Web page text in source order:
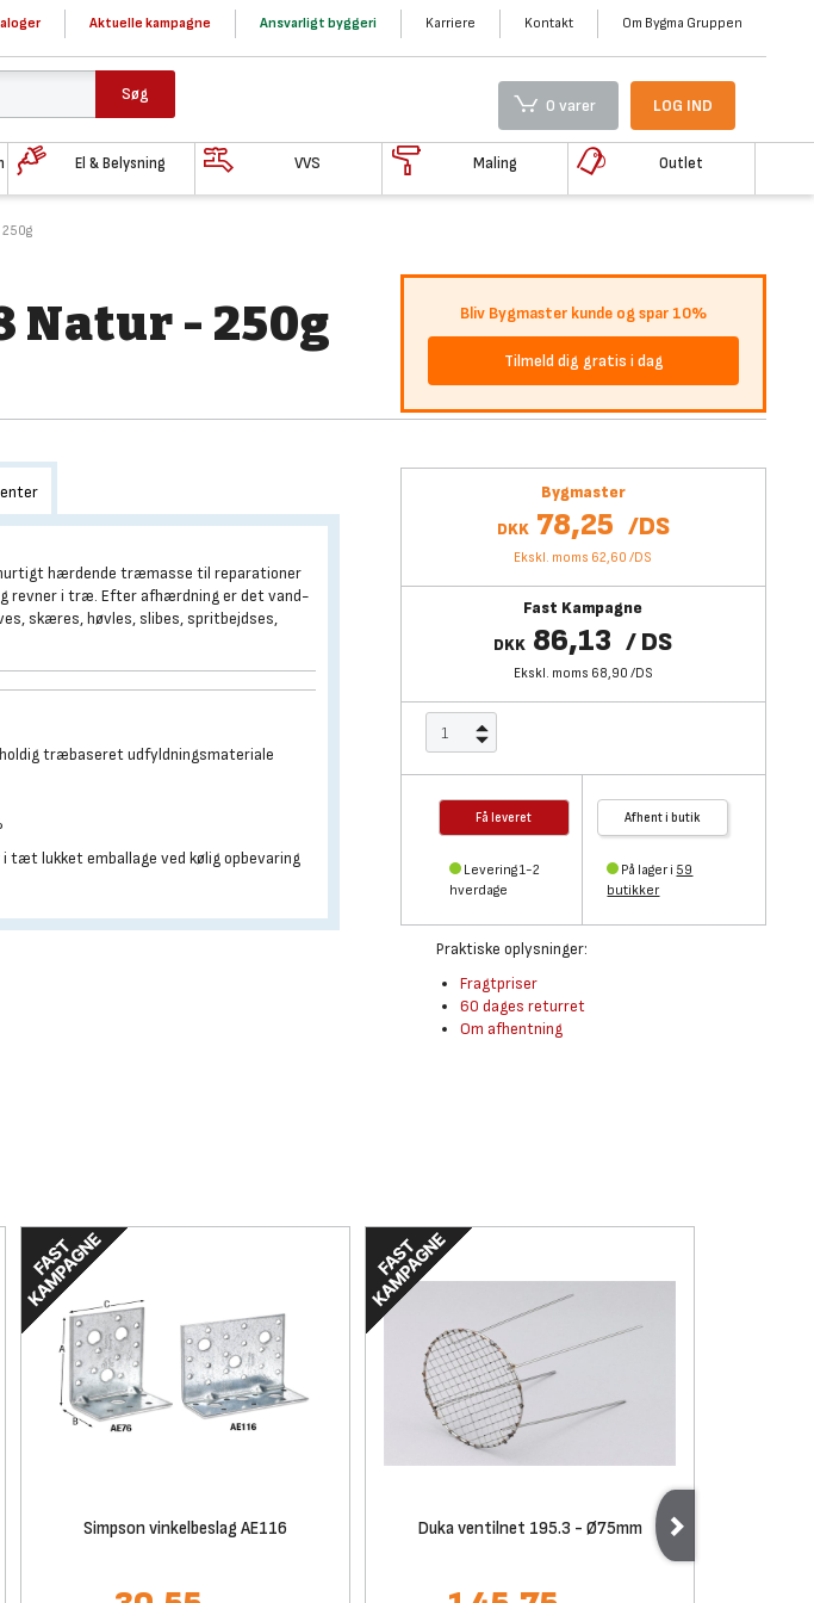
Aktuelle kampagne Ansvarligt byggeri Karriere Kontakt Om Bygma Gruppen
Søg
0 varer LOG IND
El & Belysning VVS Maling Outlet
Natur - 250g Bliv Bygmaster kunde og spar 10%
Tilmeld dig gratis i dag
Bygmaster
DKK 78,25 /DS
Ekskl. moms 62,60 /DS
Fast Kampagne
DKK 86,13 /DS
Ekskl. moms 68,90 /DS
Få leveret
Levering 1-2
hverdage
Afhent i butik
På lager i 59
butikker
Praktiske oplysninger:
Fragtpriser
60 dages returret
Om afhentning
hærdende træmasse til reparationer
revner i træ. Efter afhærdning er det vand-
skæres, høvles, slibes, spritbejdses,
træbaseret udfyldningsmateriale
i tæt lukket emballage ved kølig opbevaring
Simpson vinkelbeslag AE116 Duka ventilnet 195.3 - Ø75mm